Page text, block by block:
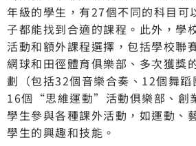
年級的學生，有27個不同的科目可
子都能找到合適的課程。此外，學
活動和額外課程選擇，包括學校聯
網球和田徑體育俱樂部、多次獲獎
劃（包括32個音樂合奏、12個舞蹈
16個“思維運動”活動俱樂部、創
學生參與各種課外活動，如運動、
學生的興趣和技能。